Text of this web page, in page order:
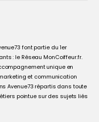
font partie du 1er
: le Réseau MonCoiffeur.fr.
unique en
et communication
Avenue73 répartis dans toute
pointue sur des sujets liés